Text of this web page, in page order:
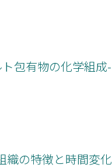
包有物の化学組成-
織の特徴と時間変化